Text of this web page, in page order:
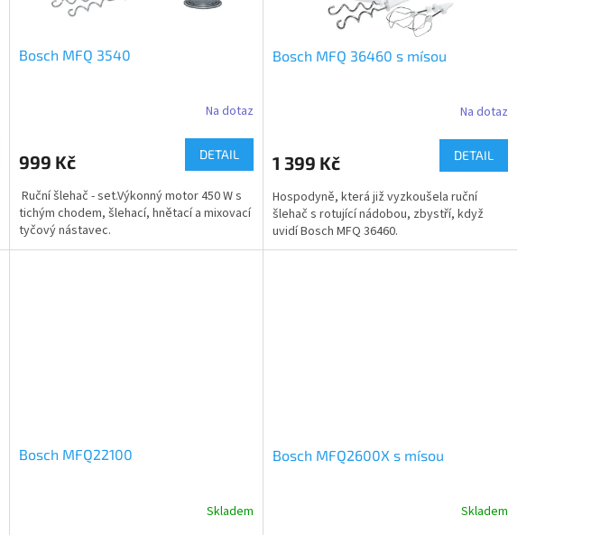
Bosch MFQ 3540
Na dotaz
999 Kč DETAIL
Ruční šlehač - set.Výkonný motor 450 W s
tichým chodem, šlehací, hnětací a mixovací
tyčový nástavec.
Bosch MFQ 36460 s mísou
Na dotaz
1 399 Kč DETAIL
Hospodyně, která již vyzkoušela ruční
šlehač s rotující nádobou, zbystří, když
uvidí Bosch MFQ 36460.
Bosch MFQ22100
Skladem
Bosch MFQ2600X s mísou
Skladem